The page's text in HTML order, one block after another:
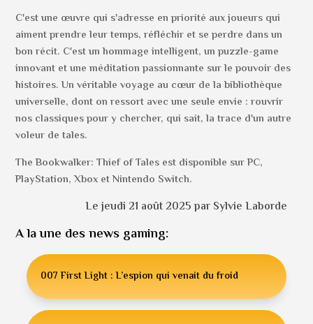
C'est une œuvre qui s'adresse en priorité aux joueurs qui
aiment prendre leur temps, réfléchir et se perdre dans un
bon récit. C'est un hommage intelligent, un puzzle-game
innovant et une méditation passionnante sur le pouvoir des
histoires. Un véritable voyage au cœur de la bibliothèque
universelle, dont on ressort avec une seule envie : rouvrir
nos classiques pour y chercher, qui sait, la trace d'un autre
voleur de tales.
The Bookwalker: Thief of Tales est disponible sur PC,
PlayStation, Xbox et Nintendo Switch.
Le jeudi 21 août 2025 par Sylvie Laborde
A la une des news gaming:
007 First Light : L’espion qui venait du froid